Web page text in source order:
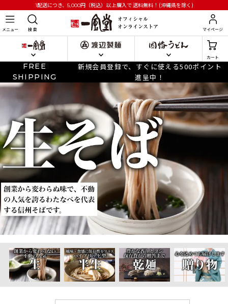
1配送につき、5,000円 （税込）以上購入で送料無料！(沖縄県を除く)
メニュー 検 索 マイページ
カート
FREE
SHIPPING
新規会員登録で、すぐに使える500ポイント
進呈中！